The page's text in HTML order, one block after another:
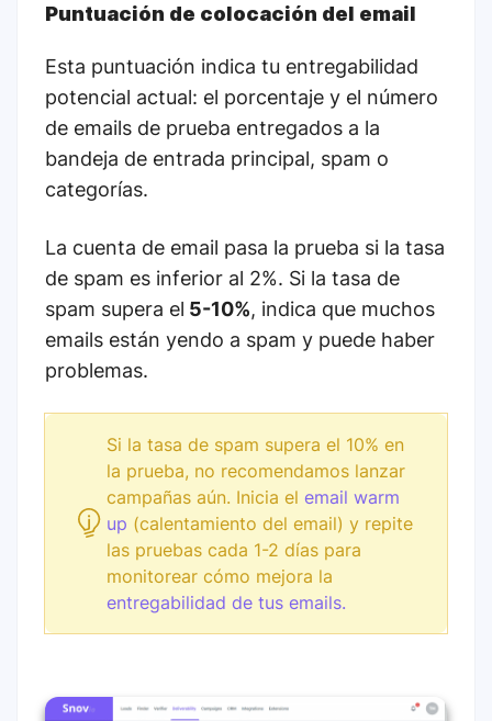
Puntuación de colocación del email
Esta puntuación indica tu entregabilidad
potencial actual: el porcentaje y el número
de emails de prueba entregados a la
bandeja de entrada principal, spam o
categorías.
La cuenta de email pasa la prueba si la tasa
de spam es inferior al 2%. Si la tasa de
spam supera el 5-10%, indica que muchos
emails están yendo a spam y puede haber
problemas.
Si la tasa de spam supera el 10% en
la prueba, no recomendamos lanzar
campañas aún. Inicia el email warm
up (calentamiento del email) y repite
las pruebas cada 1-2 días para
monitorear cómo mejora la
entregabilidad de tus emails.